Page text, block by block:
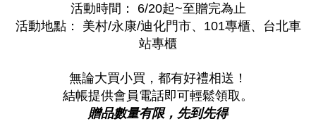
活動時間： 6/20起~至贈完為止
活動地點： 美村/永康/迪化門市、101專櫃、台北車
站專櫃
無論大買小買，都有好禮相送！
結帳提供會員電話即可輕鬆領取。
贈品數量有限，先到先得